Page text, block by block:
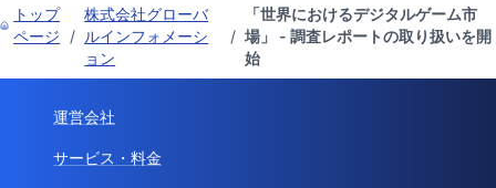
トップ
ページ
/
株式会社グローバ
ルインフォメーシ
ョン
/
「世界におけるデジタルゲーム市
場」 - 調査レポートの取り扱いを開
始
運営会社
サービス・料金